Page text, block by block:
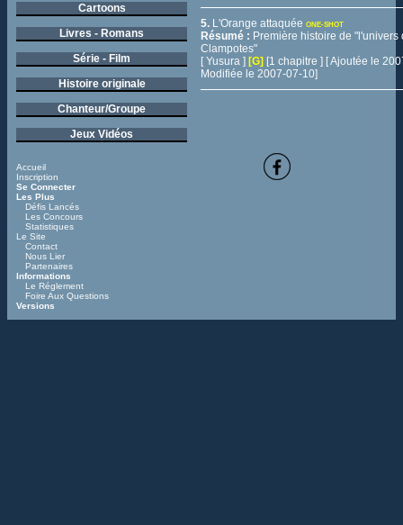
Cartoons
Livres - Romans
Série - Film
Histoire originale
Chanteur/Groupe
Jeux Vidéos
5. L'Orange attaquée ONE-SHOT
Résumé : Première histoire de "l'univers
Clampotes"
[ Yusura ] [G] [1 chapitre ] [ Ajoutée le
Modifiée le 2007-07-10]
Accueil
Inscription
Se Connecter
Les Plus
Défis Lancés
Les Concours
Statistiques
Le Site
Contact
Nous Lier
Partenaires
Informations
Le Réglement
Foire Aux Questions
Versions